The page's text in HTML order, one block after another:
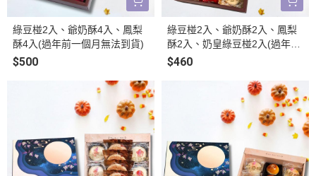
綠豆椪2入、爺奶酥4入、鳳梨
酥4入(過年前一個月無法到貨)
$500
綠豆椪2入、爺奶酥2入、鳳梨
酥2入、奶皇綠豆椪2入(過年前
一個月無法到貨)
$460